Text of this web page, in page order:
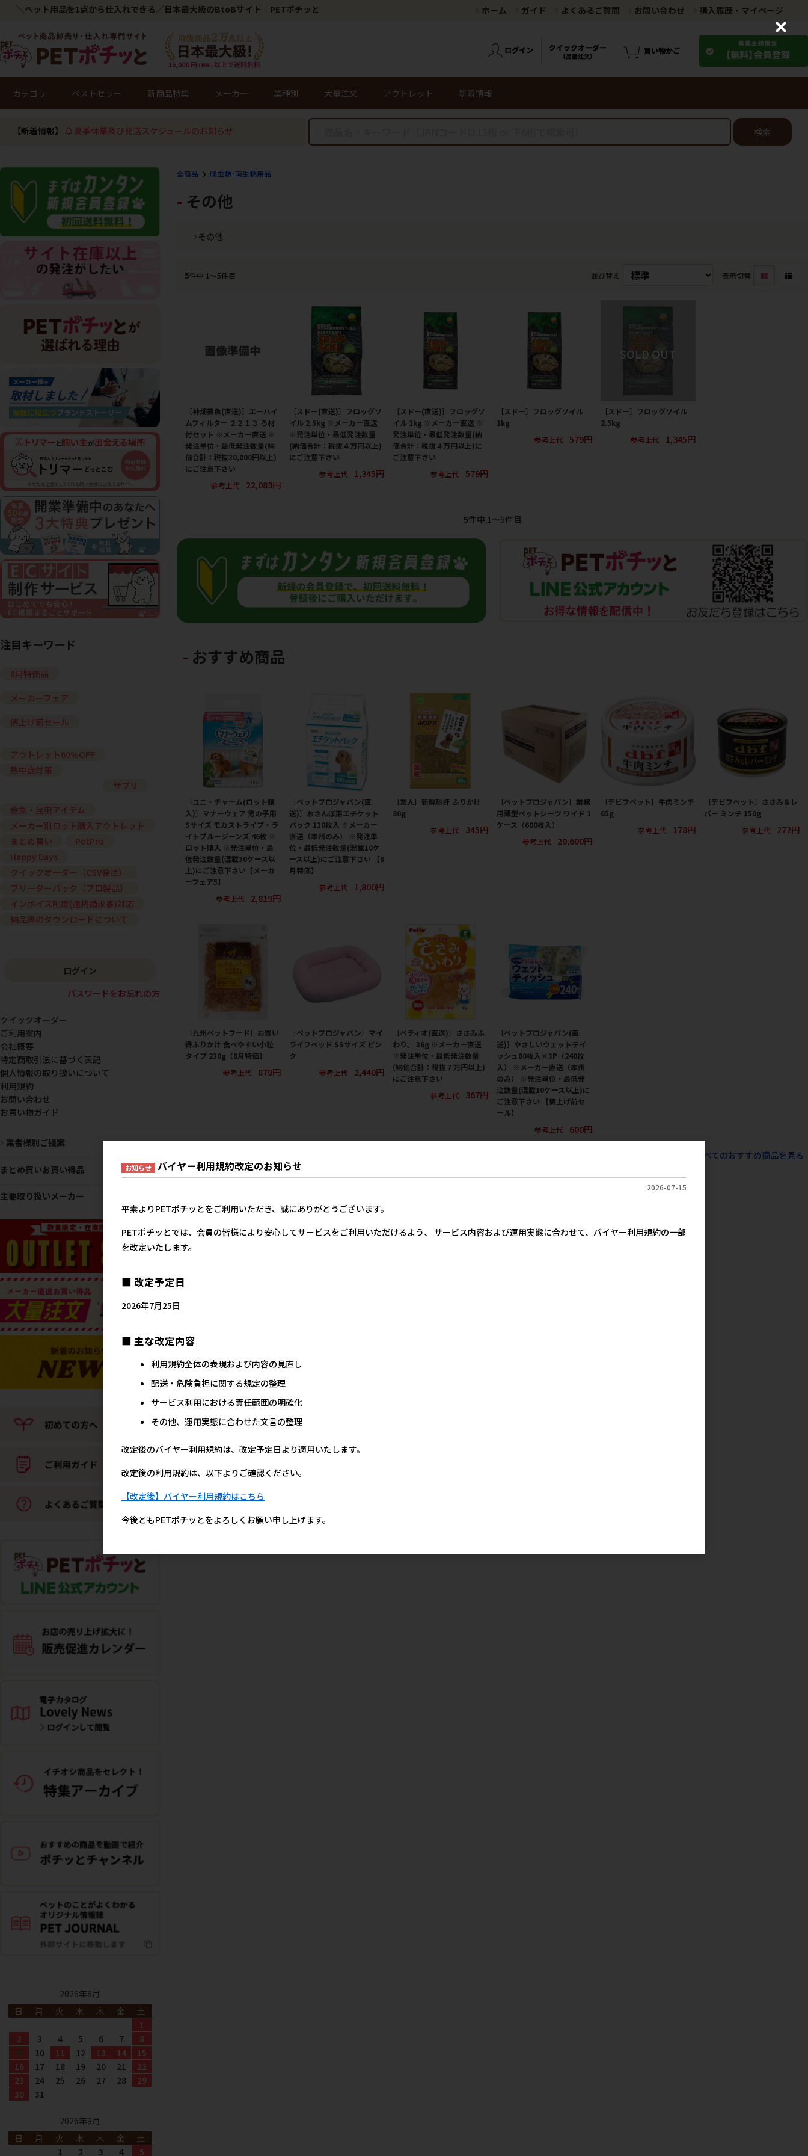
＼ペット用品を1点から仕入れできる／日本最大級のBtoBサイト｜PETポチッと ホーム ガイド よくあるご質問 お問い合わせ 購入履歴・マイページ
カテゴリ ベストセラー 新商品特集 メーカー 業種別 大量注文 アウトレット 新着情報
【新着情報】 夏季休業及び発送スケジュールのお知らせ 検索
全商品 爬虫類･両生類用品
その他
その他
5件中 1〜5件目 並び替え 表示切替
［神畑養魚(直送)］エーハイ
ムフィルター ２２１３ ろ材
付セット ※メーカー直送 ※
発注単位・最低発注数量(納
価合計：税抜30,000円以上)
にご注意下さい
参考上代
22,083円
［スドー(直送)］フロッグソ
イル 2.5kg ※メーカー直送
※発注単位・最低発注数量
(納価合計：税抜４万円以上)
にご注意下さい
参考上代
1,345円
［スドー(直送)］フロッグソ
イル 1kg ※メーカー直送 ※
発注単位・最低発注数量(納
価合計：税抜４万円以上)に
ご注意下さい
参考上代
579円
［スドー］フロッグソイル
1kg
参考上代
579円
［スドー］フロッグソイル
2.5kg
参考上代
1,345円
5件中 1〜5件目
おすすめ商品
［ユニ・チャーム(ロット購
入)］マナーウェア 男の子用
Sサイズ モカストライプ・ラ
イトブルージーンズ 46枚 ※
ロット購入 ※発注単位・最
低発注数量(混載30ケース以
上)にご注意下さい【メーカ
ーフェア5】
参考上代
2,819円
［ペットプロジャパン(直
送)］おさんぽ用エチケット
パック 110枚入 ※メーカー
直送（本州のみ） ※発注単
位・最低発注数量(混載10ケ
ース以上)にご注意下さい 【8
月特価】
参考上代
1,800円
［友人］新鮮砂肝 ふりかけ
80g
参考上代
345円
［ペットプロジャパン］業務
用薄型ペットシーツ ワイド 1
ケース（600枚入）
参考上代
20,600円
［デビフペット］牛肉ミンチ
65g
参考上代
178円
［デビフペット］ささみ＆レ
バー ミンチ 150g
参考上代
272円
［九州ペットフード］お買い
得ふりかけ 食べやすい小粒
タイプ 230g【8月特価】
参考上代
879円
［ペットプロジャパン］マイ
ライフベッド SSサイズ ピン
ク
参考上代
2,440円
［ペティオ(直送)］ささみふ
わり。 36g ※メーカー直送
※発注単位・最低発注数量
(納価合計：税抜７万円以上)
にご注意下さい
参考上代
367円
［ペットプロジャパン(直
送)］やさしいウェットテイ
ッシュ80枚入×3P（240枚
入） ※メーカー直送（本州
のみ） ※発注単位・最低発
注数量(混載10ケース以上)に
ご注意下さい 【値上げ前セ
ール】
参考上代
600円
すべてのおすすめ商品を見る
注目キーワード
8月特価品
メーカーフェア
値上げ前セール
アウトレット60%OFF
熱中症対策
サプリ
金魚・昆虫アイテム
メーカー別ロット購入アウトレット
まとめ買い
PetPro
Happy Days
クイックオーダー（CSV発注）
ブリーダーパック（プロ製品）
インボイス制度(適格請求書)対応
納品書のダウンロードについて
ログイン
パスワードをお忘れの方
クイックオーダー
ご利用案内
会社概要
特定商取引法に基づく表記
個人情報の取り扱いについて
利用規約
お問い合わせ
お買い物ガイド
業者様別ご提案
まとめ買いお買い得品
主要取り扱いメーカー
2026年8月
日
月 火 水 木 金
土
1
2
3 4 5 6 7
8
9
10 11 12 13 14
15
16
17 18 19 20 21
22
23
24 25 26 27 28
29
30
31
2026年9月
日
月 火 水 木 金
土
1
2 3 4 5
お知らせ バイヤー利用規約改定のお知らせ
2026-07-15
平素よりPETポチッとをご利用いただき、誠にありがとうございます。
PETポチッとでは、会員の皆様により安心してサービスをご利用いただけるよう、 サービス内容および運用実態に合わせて、バイヤー利用規約の一部
を改定いたします。
■ 改定予定日
2026年7月25日
■ 主な改定内容
利用規約全体の表現および内容の見直し
配送・危険負担に関する規定の整理
サービス利用における責任範囲の明確化
その他、運用実態に合わせた文言の整理
改定後のバイヤー利用規約は、改定予定日より適用いたします。
改定後の利用規約は、以下よりご確認ください。
【改定後】バイヤー利用規約はこちら
今後ともPETポチッとをよろしくお願い申し上げます。
C
o
s
e